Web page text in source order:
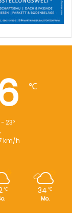
℃
23º
km/h
℃ 34 ℃
Mo.